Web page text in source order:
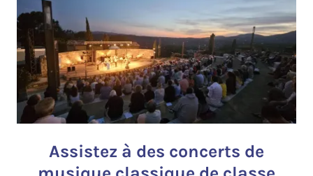
Assistez à des concerts de